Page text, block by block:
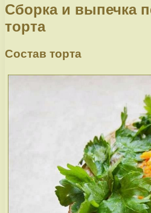
Сборка и выпечка
торта
Состав торта